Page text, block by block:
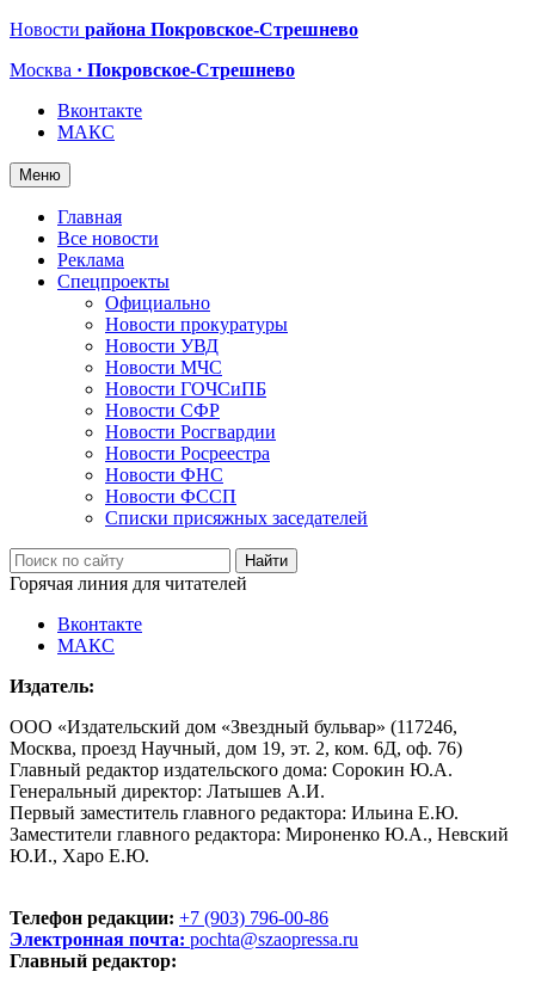
Новости района Покровское-Стрешнево
Москва · Покровское-Стрешнево
Вконтакте
МАКС
Меню
Главная
Все новости
Реклама
Спецпроекты
Официально
Новости прокуратуры
Новости УВД
Новости МЧС
Новости ГОЧСиПБ
Новости СФР
Новости Росгвардии
Новости Росреестра
Новости ФНС
Новости ФССП
Списки присяжных заседателей
Горячая линия для читателей
Вконтакте
МАКС
Издатель:
ООО «Издательский дом «Звездный бульвар» (117246,
Москва, проезд Научный, дом 19, эт. 2, ком. 6Д, оф. 76)
Главный редактор издательского дома: Сорокин Ю.А.
Генеральный директор: Латышев А.И.
Первый заместитель главного редактора: Ильина Е.Ю.
Заместители главного редактора: Мироненко Ю.А., Невский
Ю.И., Харо Е.Ю.
Телефон редакции: +7 (903) 796-00-86
Электронная почта: pochta@szaopressa.ru
Главный редактор: